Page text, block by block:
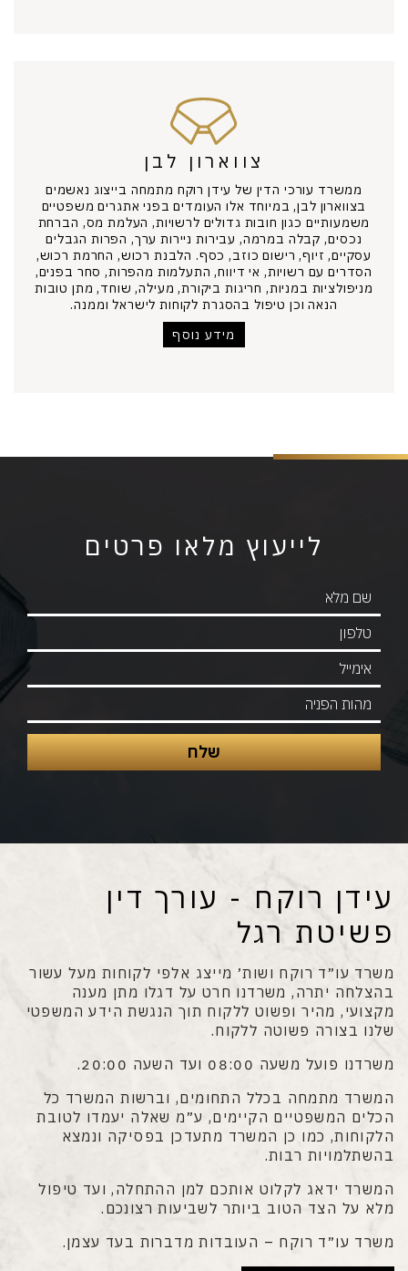
צווארון לבן
ממשרד עורכי הדין של עידן רוקח מתמחה בייצוג נאשמים
בצווארון לבן, במיוחד אלו העומדים בפני אתגרים משפטיים
משמעותיים כגון חובות גדולים לרשויות, העלמת מס, הברחת
נכסים, קבלה במרמה, עבירות ניירות ערך, הפרות הגבלים
עסקיים, זיוף, רישום כוזב, כסף. הלבנת רכוש, החרמת רכוש,
הסדרים עם רשויות, אי דיווח, התעלמות מהפרות, סחר בפנים,
מניפולציות במניות, חריגות ביקורת, מעילה, שוחד, מתן טובות
הנאה וכן טיפול בהסגרת לקוחות לישראל וממנה.
מידע נוסף
לייעוץ מלאו פרטים
עידן רוקח - עורך דין
פשיטת רגל
משרד עו״ד רוקח ושות׳ מייצג אלפי לקוחות מעל עשור
בהצלחה יתרה, משרדנו חרט על דגלו מתן מענה
מקצועי, מהיר ופשוט ללקוח תוך הנגשת הידע המשפטי
שלנו בצורה פשוטה ללקוח.
משרדנו פועל משעה 08:00 ועד השעה 20:00.
המשרד מתמחה בכלל התחומים, וברשות המשרד כל
הכלים המשפטיים הקיימים, ע״מ שאלה יעמדו לטובת
הלקוחות, כמו כן המשרד מתעדכן בפסיקה ונמצא
בהשתלמויות רבות.
המשרד ידאג לקלוט אותכם למן ההתחלה, ועד טיפול
מלא על הצד הטוב ביותר לשביעות רצונכם.
משרד עו״ד רוקח – העובדות מדברות בעד עצמן.